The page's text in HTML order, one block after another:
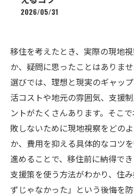
2026/05/31
移住を考えたとき、実際の現地
か、疑問に思ったことはありま
選びでは、理想と現実のギャッ
活コストや地元の雰囲気、支援
ントがたくさんあります。そこ
敗しないために現地視察をどの
か、費用を抑える具体的なコツ
進めることで、移住前に納得で
支援策を使う方法がわかり、住
ずじゃなかった」という後悔を